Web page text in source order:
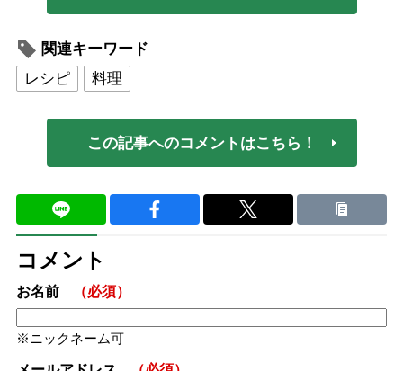
関連キーワード
レシピ
料理
この記事へのコメントはこちら！
コメント
お名前 （必須）
ニックネーム可